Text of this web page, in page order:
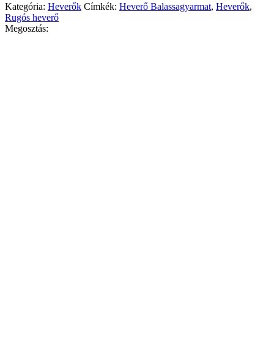
Kategória: Heverők Címkék: Heverő Balassagyarmat, Heverők,
Rugós heverő
Megosztás: